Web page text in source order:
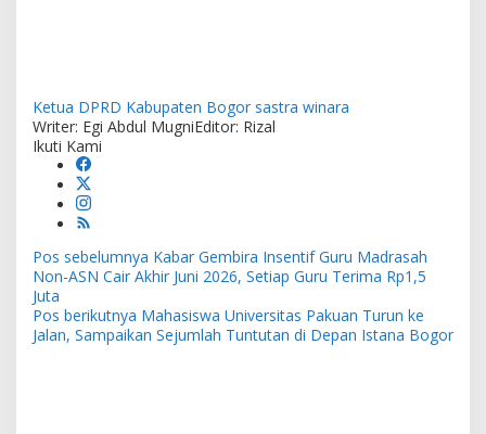
Ketua DPRD Kabupaten Bogor sastra winara
Writer: Egi Abdul MugniEditor: Rizal
Ikuti Kami
Navigasi
pos
Pos sebelumnya Kabar Gembira Insentif Guru Madrasah
Non-ASN Cair Akhir Juni 2026, Setiap Guru Terima Rp1,5
Juta
Pos berikutnya Mahasiswa Universitas Pakuan Turun ke
Jalan, Sampaikan Sejumlah Tuntutan di Depan Istana Bogor